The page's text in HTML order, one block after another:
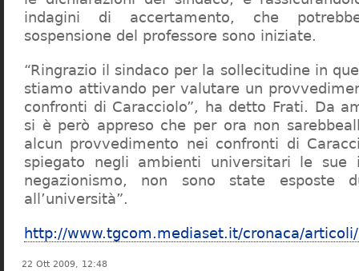
indagini di accertamento, che
sospensione del professore sono iniziate.
“Ringrazio il sindaco per la sollecitudine in
stiamo attivando per valutare un
confronti di Caracciolo”, ha detto Frati. Da
si è però appreso che per ora non
alcun provvedimento nei confronti di
spiegato negli ambienti universitari le sue
negazionismo, non sono state esposte
all’università”.
http://www.tgcom.mediaset.it/cronaca/
22 Ott 2009, 12:48